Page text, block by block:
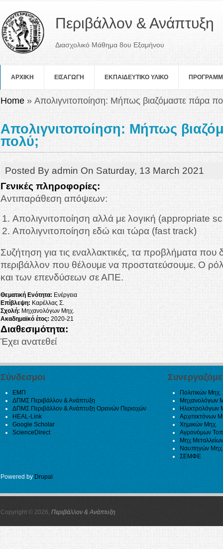
Περιβάλλον & Ανάπτυξη
Διασχολικό Μάθημα 8ου Εξαμήνου
ΑΡΧΙΚΗ ΕΙΣΑΓΩΓΗ ΕΚΠΑΙΔΕΥΤΙΚΟ ΥΛΙΚΟ
You are here
Home » Απολιγνιτοποίηση: Μήπως βιαζόμαστε πάρα
Απολιγνιτοποίηση: Μήπως
πολύ;
Posted By admin On Saturday, 13 March 2021
Γενικές πληροφορίες:
Αντιπαράθεση απόψεων:
Απολιγνιτοποίηση αλλά με λογική (appropriate
Απολιγνιτοποίηση εδώ και τώρα (fast track)
Συζήτηση για τις εναλλακτικές, τα προβλήματα που
περιβάλλον που θέλουμε να προστατεύσουμε. Ο
και των επενδύσεων σε ΑΠΕ.
Θεματική Ενότητα: Ενέργεια
Επίβλεψη: Καρέλλας Σ.
Σχολή: Μηχανολόγων Μηχ.
Ακαδημαϊκό έτος: 2020-21
Διαθεσιμότητα:
Έχει ανατεθεί
Σύνδεσμοι
ΕΜΠ
ΔΠΜΣ Περιβάλλον & Ανάπτυξη
ΔΠΜΣ Περιβάλλον & Ανάπτυξη Ορεινών Περιοχών
HEAL-Link
Google Scholar
ScienceDirect
Πολιτικών Μηχ.
Μηχανολόγων
Ηλεκτρολόγων
Αρχιτεκτόνων
Χημικών Μηχ.
Αγρονόμων
Μηχ
Ναυπηγών Μηχ.
ΣΕΜΦΕ
Powered by Drupal
Copyright © 2026, Περιβάλλον & Ανάπτυξη